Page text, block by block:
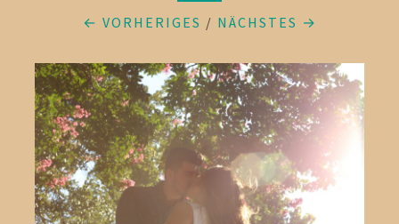
← VORHERIGES / NÄCHSTES →